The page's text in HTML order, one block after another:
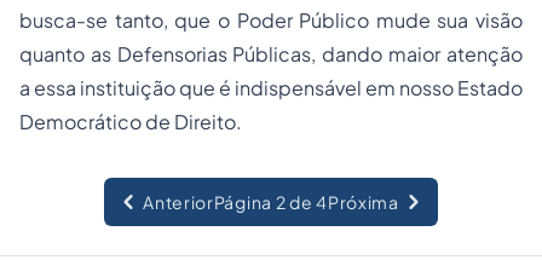
busca-se tanto, que o Poder Público mude sua visão
quanto as Defensorias Públicas, dando maior atenção
a essa instituição que é indispensável em nosso Estado
Democrático de Direito.
AnteriorPágina 2 de 4Próxima